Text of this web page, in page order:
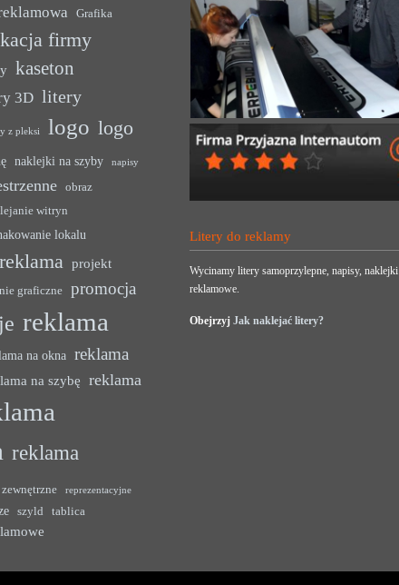
Grafika
firmy
kaseton
3D litery
z pleksi logo logo
naklejki na szyby napisy
obraz
witryn
lokalu
projekt
graficzne
promocja
reklama
na okna
reklama
na szybę reklama
reklama
reprezentacyjne
szyld
tablica
Litery do reklamy
Wycinamy litery samoprzylepne, napisy, naklejki
reklamowe.
ObejrzyjJak naklejać litery?